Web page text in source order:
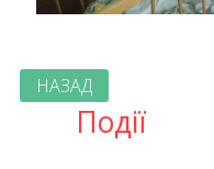
НАЗАД
Події